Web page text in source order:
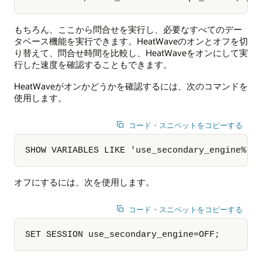
もちろん、ここから問合せを実行し、必要なすべてのデー
タベース機能を実行できます。HeatWaveのオンとオフを切
り替えて、問合せ時間を比較し、HeatWaveをオンにして実
行した速度を確認することもできます。
HeatWaveがオンかどうかを確認するには、次のコマンドを
使用します。
コード・スニペットをコピーする
SHOW VARIABLES LIKE 'use_secondary_engine%';
オフにするには、次を使用します。
コード・スニペットをコピーする
SET SESSION use_secondary_engine=OFF;